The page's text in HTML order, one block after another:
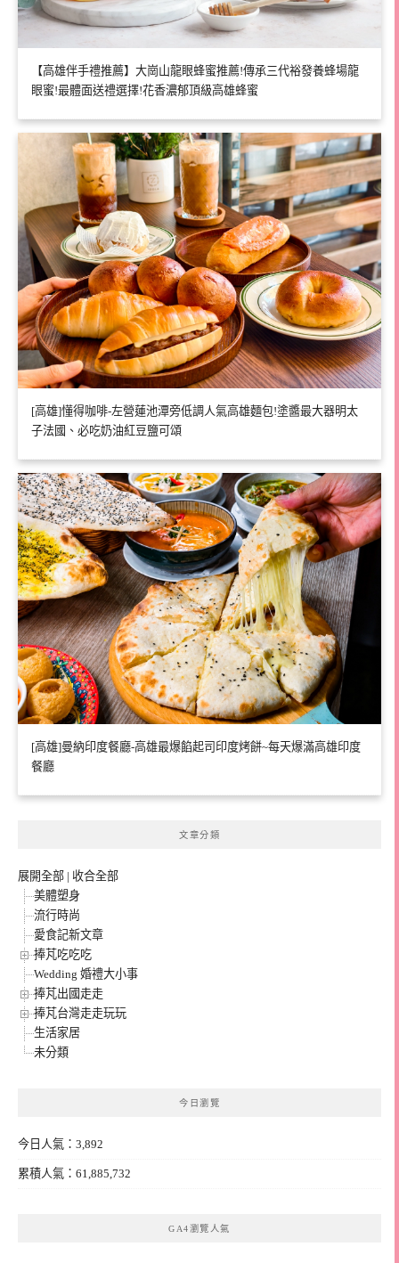
【高雄伴手禮推薦】大崗山龍眼蜂蜜推薦!傳承三代裕發養蜂場龍
眼蜜!最體面送禮選擇!花香濃郁頂級高雄蜂蜜
[高雄]懂得咖啡-左營蓮池潭旁低調人氣高雄麵包!塗醬最大器明太
子法國、必吃奶油紅豆鹽可頌
[高雄]曼納印度餐廳-高雄最爆餡起司印度烤餅~每天爆滿高雄印度
餐廳
文章分類
展開全部 | 收合全部
美體塑身
流行時尚
愛食記新文章
捧芃吃吃吃
Wedding 婚禮大小事
捧芃出國走走
捧芃台灣走走玩玩
生活家居
未分類
今日瀏覽
今日人氣：3,892
累積人氣：61,885,732
GA4瀏覽人氣